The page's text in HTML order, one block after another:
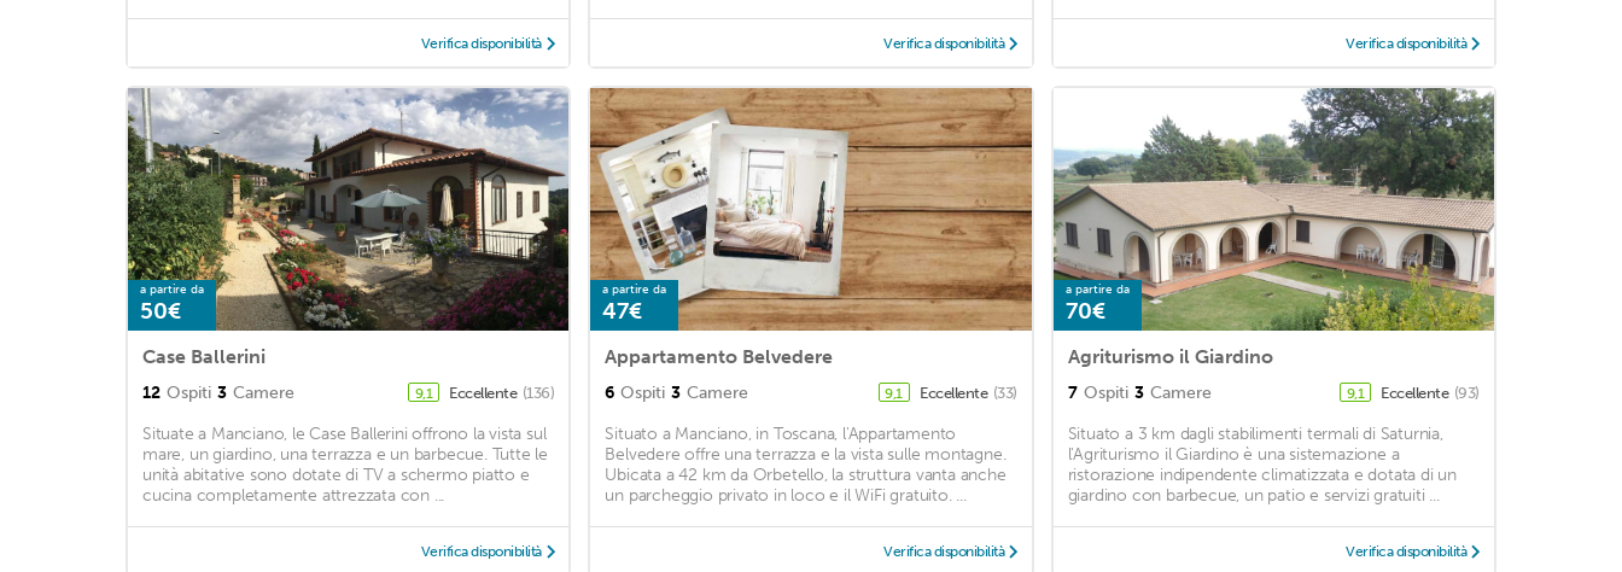
Verifica disponibilità Verifica disponibilità Verifica disponibilità
a partire da
50€
Case Ballerini
12 Ospiti 3 Camere 9,1 Eccellente (136)
Situate a Manciano, le Case Ballerini offrono la vista sul
mare, un giardino, una terrazza e un barbecue. Tutte le
unità abitative sono dotate di TV a schermo piatto e
cucina completamente attrezzata con ...
Verifica disponibilità
a partire da
47€
Appartamento Belvedere
6 Ospiti 3 Camere 9,1 Eccellente (33)
Situato a Manciano, in Toscana, l'Appartamento
Belvedere offre una terrazza e la vista sulle montagne.
Ubicata a 42 km da Orbetello, la struttura vanta anche
un parcheggio privato in loco e il WiFi gratuito. ...
Verifica disponibilità
a partire da
70€
Agriturismo il Giardino
7 Ospiti 3 Camere 9,1 Eccellente (93)
Situato a 3 km dagli stabilimenti termali di Saturnia,
l'Agriturismo il Giardino è una sistemazione a
ristorazione indipendente climatizzata e dotata di un
giardino con barbecue, un patio e servizi gratuiti ...
Verifica disponibilità